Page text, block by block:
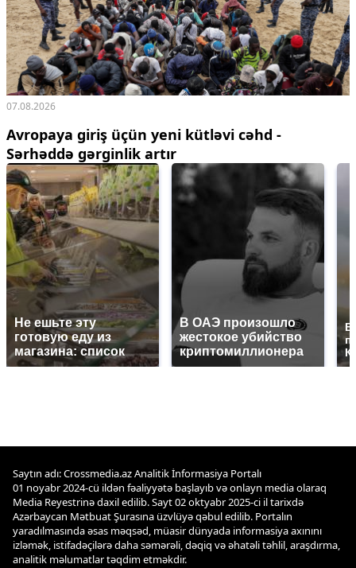
07.08.2026
Avropaya giriş üçün yeni kütləvi cəhd -
Sərhəddə gərginlik artır
Не ешьте эту
готовую еду из
магазина: список
В ОАЭ произошло
жестокое убийство
криптомиллионера
Saytın adı: Crossmedia.az Analitik İnformasiya Portalı
01 noyabr 2024-cü ildən fəaliyyətə başlayıb və onlayn media olaraq
Media Reyestrinə daxil edilib. Sayt 02 oktyabr 2025-ci il tarixdə
Azərbaycan Mətbuat Şurasına üzvlüyə qəbul edilib. Portalın
yaradılmasında əsas məqsəd, müasir dünyada informasiya axınını
izləmək, istifadəçilərə daha səmərəli, dəqiq və əhatəli təhlil, araşdırma,
analitik məlumatlar təqdim etməkdir.